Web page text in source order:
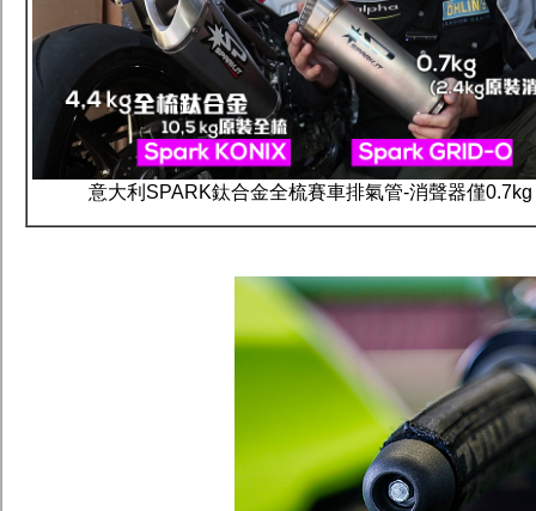
意大利SPARK鈦合金全梳賽車排氣管-消聲器僅0.7kg